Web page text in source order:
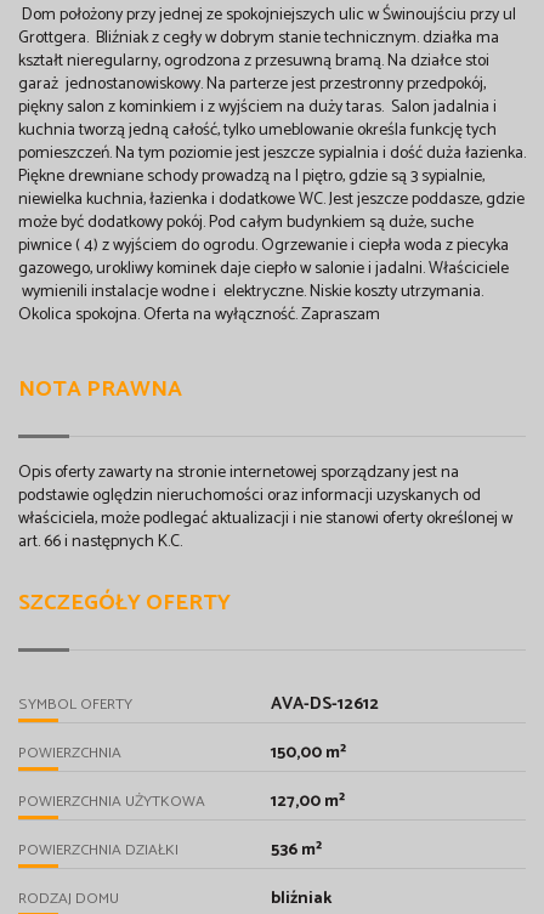
Dom położony przy jednej ze spokojniejszych ulic w Świnoujściu przy ul
Grottgera. Bliźniak z cegły w dobrym stanie technicznym. działka ma
kształt nieregularny, ogrodzona z przesuwną bramą. Na działce stoi
garaż jednostanowiskowy. Na parterze jest przestronny przedpokój,
piękny salon z kominkiem i z wyjściem na duży taras. Salon jadalnia i
kuchnia tworzą jedną całość, tylko umeblowanie określa funkcję tych
pomieszczeń. Na tym poziomie jest jeszcze sypialnia i dość duża łazienka.
Piękne drewniane schody prowadzą na I piętro, gdzie są 3 sypialnie,
niewielka kuchnia, łazienka i dodatkowe WC. Jest jeszcze poddasze, gdzie
może być dodatkowy pokój. Pod całym budynkiem są duże, suche
piwnice ( 4) z wyjściem do ogrodu. Ogrzewanie i ciepła woda z piecyka
gazowego, urokliwy kominek daje ciepło w salonie i jadalni. Właściciele
wymienili instalacje wodne i elektryczne. Niskie koszty utrzymania.
Okolica spokojna. Oferta na wyłączność. Zapraszam
NOTA PRAWNA
Opis oferty zawarty na stronie internetowej sporządzany jest na
podstawie oględzin nieruchomości oraz informacji uzyskanych od
właściciela, może podlegać aktualizacji i nie stanowi oferty określonej w
art. 66 i następnych K.C.
SZCZEGÓŁY OFERTY
SYMBOL OFERTY AVA-DS-12612
POWIERZCHNIA 150,00 m²
POWIERZCHNIA UŻYTKOWA 127,00 m²
POWIERZCHNIA DZIAŁKI 536 m²
RODZAJ DOMU bliźniak